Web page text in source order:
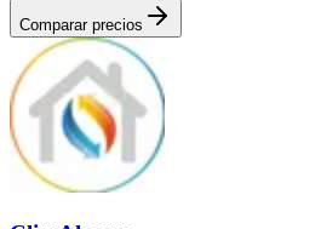
Comparar precios